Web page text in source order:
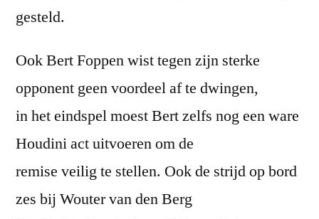
gesteld.
Ook Bert Foppen wist tegen zijn sterke
opponent geen voordeel af te dwingen,
in het eindspel moest Bert zelfs nog een ware
Houdini act uitvoeren om de
remise veilig te stellen. Ook de strijd op bord
zes bij Wouter van den Berg